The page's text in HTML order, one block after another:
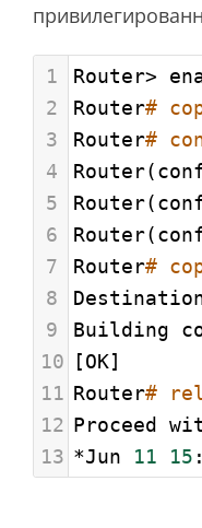
1
Router>
2
Router#
3
Router#
4
5
6
7
Router#
8
9
Building
10
[OK]
11 Router#
12 Proceed
13 *Jun 11 15